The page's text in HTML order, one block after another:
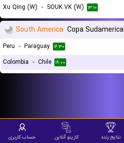
Xu Qing (W) - SOUK VK (W) ۱۳:۱۰
South America Copa Sudamericana
Peru - Paraguay ۱۶:۳۰
Colombia - Chile ۱۹:۰۰
نتایج زنده کازینو آنلاین حساب کاربری